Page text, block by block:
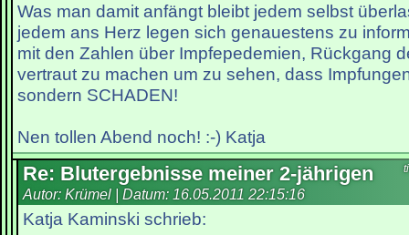
Was man damit anfängt bleibt jedem selbst
jedem ans Herz legen sich genauestens zu
mit den Zahlen über Impfepedemien, Rückgang
vertraut zu machen um zu sehen, dass
sondern SCHADEN!
Nen tollen Abend noch! :-) Katja
Re: Blutergebnisse meiner 2-jährigen
Autor: Krümel | Datum: 16.05.2011 22:15:16
Katja Kaminski schrieb: